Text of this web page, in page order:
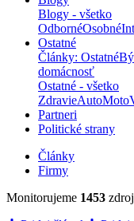
Blogy - všetko
OdbornéOsobné
Ostatné
Články: Ostatné
domácnosť
Ostatné - všetko
ZdravieAutoMoto
Partneri
Politické strany
Články
Firmy
Monitorujeme 1453